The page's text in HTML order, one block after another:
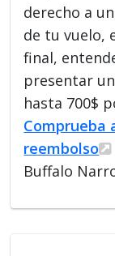
derecho a
de tu vuelo,
final,
presentar
hasta 700$
Comprueba
reembolso
Buffalo